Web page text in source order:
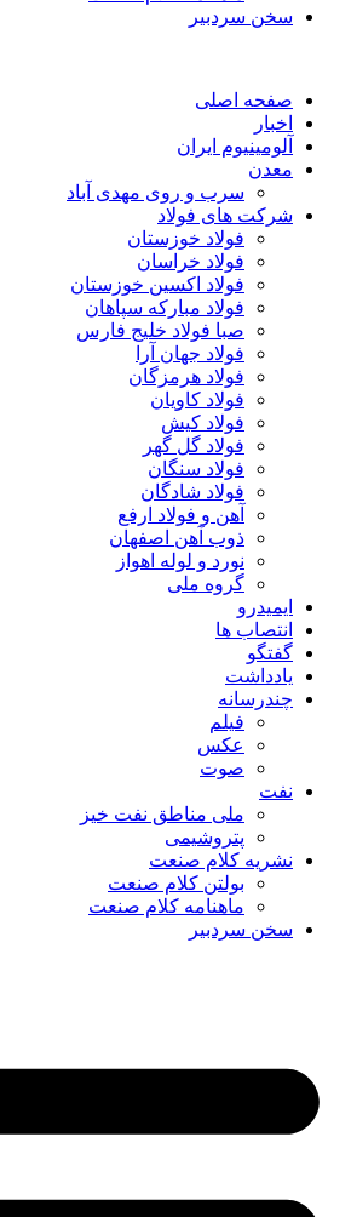
سخن سردبیر
صفحه اصلی
اخبار
آلومینیوم ایران
معدن
سرب و روی مهدی آباد
شرکت های فولاد
فولاد خوزستان
فولاد خراسان
فولاد اکسین خوزستان
فولاد مبارکه سپاهان
صبا فولاد خلیج فارس
فولاد جهان آرا
فولاد هرمزگان
فولاد کاویان
فولاد کیش
فولاد گل گهر
فولاد سنگان
فولاد شادگان
آهن و فولاد ارفع
ذوب آهن اصفهان
نورد و لوله اهواز
گروه ملی
ایمیدرو
انتصاب ها
گفتگو
یادداشت
چندرسانه
فیلم
عکس
صوت
نفت
ملی مناطق نفت خیز
پتروشیمی
نشریه کلام صنعت
بولتن کلام صنعت
ماهنامه کلام صنعت
سخن سردبیر